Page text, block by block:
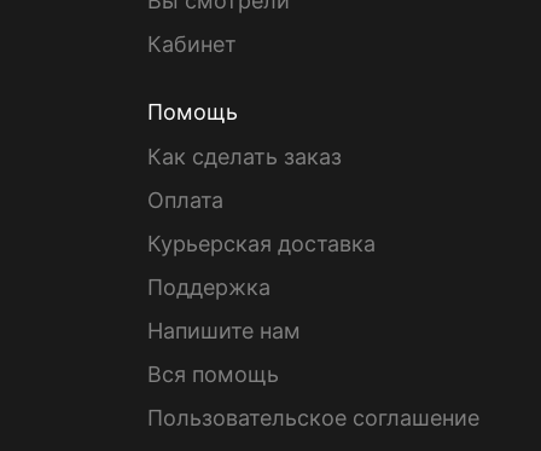
Кабинет
Помощь
Как сделать заказ
Оплата
Курьерская доставка
Поддержка
Напишите нам
Вся помощь
Пользовательское соглашение